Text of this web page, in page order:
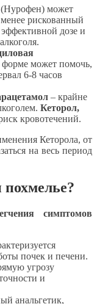
(Нурофен) может
менее рискованный
дозе и
может помочь,
6-8 часов
– крайне
Кеторол,
кровотечений.
Кеторола, от
на весь период
симптомов
почек и печени.
угрозу
и
анальгетик,